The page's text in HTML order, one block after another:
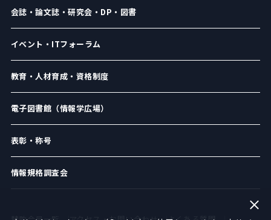
会誌・論文誌・研究会・DP・図書
イベント・ITフォーラム
教育・人材育成・資格制度
電子図書館（情報学広場）
表彰・称号
情報規格調査会